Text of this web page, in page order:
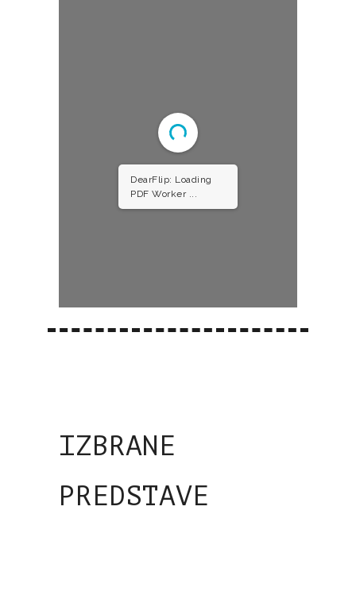
DearFlip: Loading
PDF Worker ...
IZBRANE
PREDSTAVE